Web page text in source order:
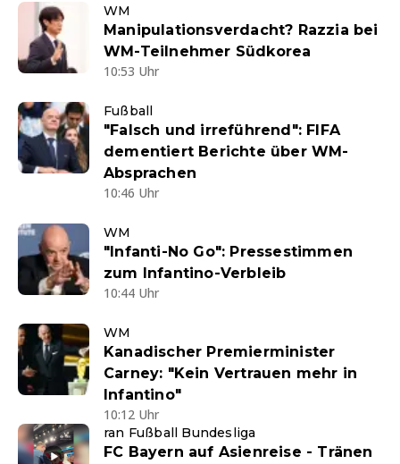
WM
Manipulationsverdacht? Razzia bei
WM-Teilnehmer Südkorea
10:53 Uhr
Fußball
"Falsch und irreführend": FIFA
dementiert Berichte über WM-
Absprachen
10:46 Uhr
WM
"Infanti-No Go": Pressestimmen
zum Infantino-Verbleib
10:44 Uhr
WM
Kanadischer Premierminister
Carney: "Kein Vertrauen mehr in
Infantino"
10:12 Uhr
ran Fußball Bundesliga
FC Bayern auf Asienreise - Tränen